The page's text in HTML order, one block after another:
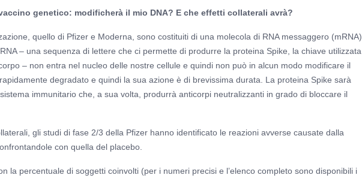
genetico: modificherà il mio DNA? E che effetti collaterali avrà?
quello di Pfizer e Moderna, sono costituiti di una molecola di RNA messaggero (mRNA),
– una sequenza di lettere che ci permette di produrre la proteina Spike, la chiave utilizzata
– non entra nel nucleo delle nostre cellule e quindi non può in alcun modo modificare il
degradato e quindi la sua azione è di brevissima durata. La proteina Spike sarà
immunitario che, a sua volta, produrrà anticorpi neutralizzanti in grado di bloccare il
gli studi di fase 2/3 della Pfizer hanno identificato le reazioni avverse causate dalla
con quella del placebo.
la percentuale di soggetti coinvolti (per i numeri precisi e l’elenco completo sono disponibili i